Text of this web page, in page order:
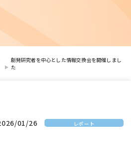
創発研究者を中心とした情報交換会を開催しまし
た
01/26 レポート